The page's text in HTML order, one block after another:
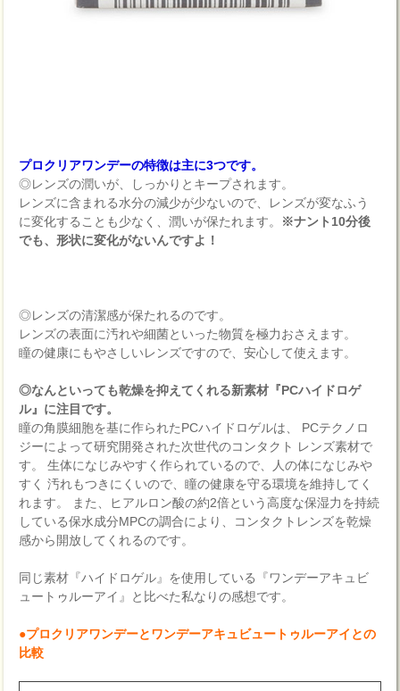
プロクリアワンデーの特徴は主に3つです。
◎レンズの潤いが、しっかりとキープされます。
レンズに含まれる水分の減少が少ないので、レンズが変なふう
に変化することも少なく、潤いが保たれます。 ※ナント10分後
でも、形状に変化がないんですよ！
◎レンズの清潔感が保たれるのです。
レンズの表面に汚れや細菌といった物質を極力おさえます。
瞳の健康にもやさしいレンズですので、安心して使えます。
◎なんといっても乾燥を抑えてくれる新素材『PCハイドロゲ
ル』に注目です。
瞳の角膜細胞を基に作られたPCハイドロゲルは、 PCテクノロ
ジーによって研究開発された次世代のコンタクト レンズ素材で
す。 生体になじみやすく作られているので、人の体になじみや
すく 汚れもつきにくいので、瞳の健康を守る環境を維持してく
れます。 また、ヒアルロン酸の約2倍という高度な保湿力を持続
している保水成分MPCの調合により、コンタクトレンズを乾燥
感から開放してくれるのです。
同じ素材『ハイドロゲル』を使用している『ワンデーアキュビ
ュートゥルーアイ』と比べた私なりの感想です。
●プロクリアワンデーとワンデーアキュビュートゥルーアイとの
比較